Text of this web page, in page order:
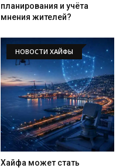
планирования и учёта
мнения жителей?
НОВОСТИ ХАЙФЫ
Хайфа может стать